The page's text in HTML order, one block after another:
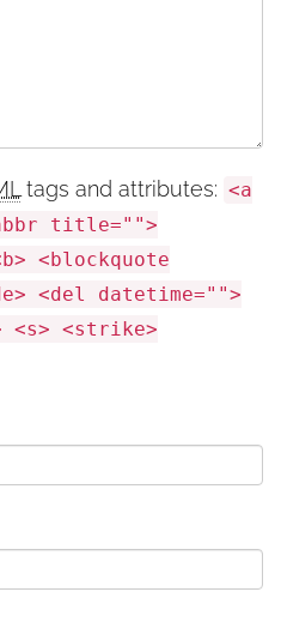
tags and attributes: <a
title="">
<blockquote
<del datetime="">
<s> <strike>